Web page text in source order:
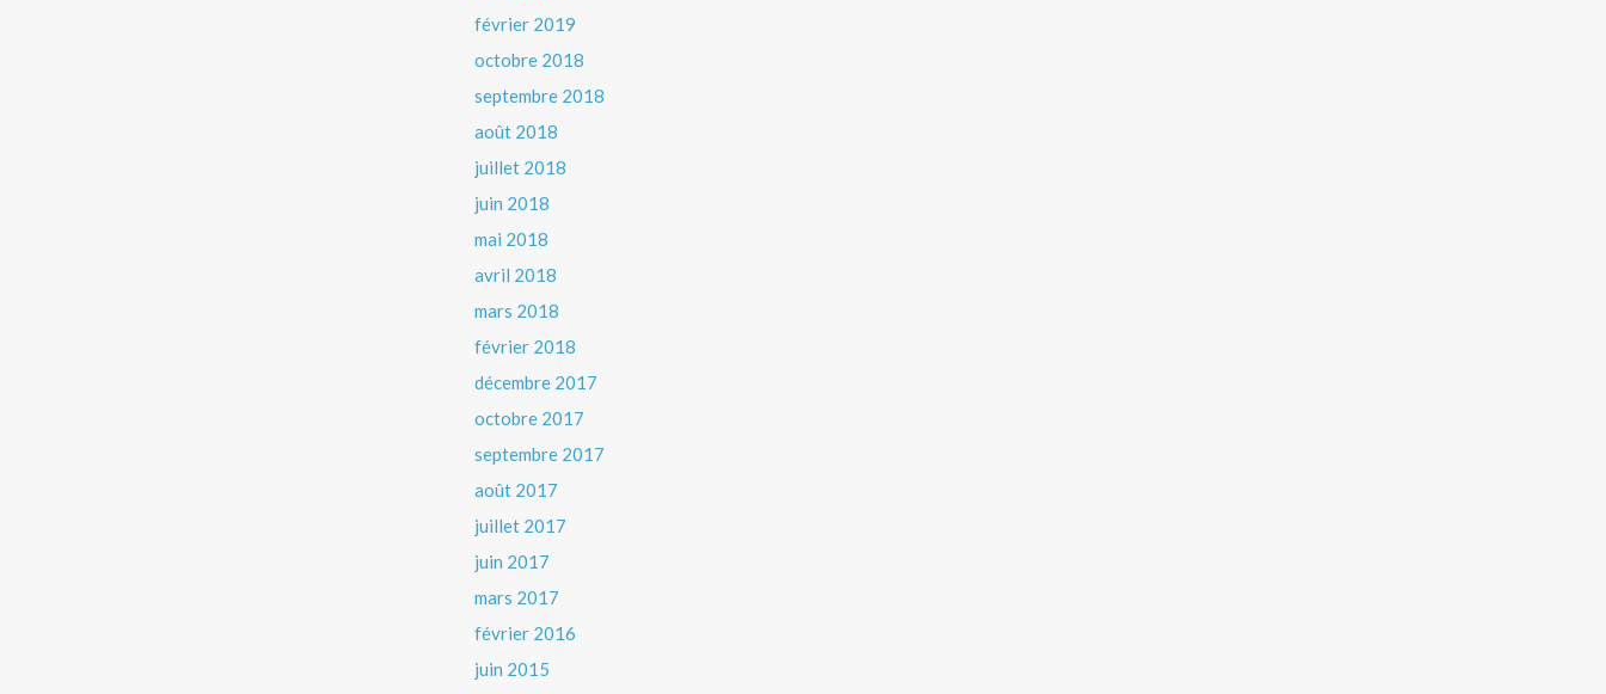
février 2019
octobre 2018
septembre 2018
août 2018
juillet 2018
juin 2018
mai 2018
avril 2018
mars 2018
février 2018
décembre 2017
octobre 2017
septembre 2017
août 2017
juillet 2017
juin 2017
mars 2017
février 2016
juin 2015